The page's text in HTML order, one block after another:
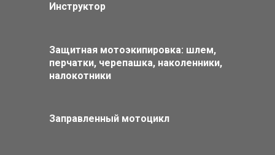
Инструктор
Защитная мотоэкипировка: шлем,
перчатки, черепашка, наколенники,
налокотники
Заправленный мотоцикл